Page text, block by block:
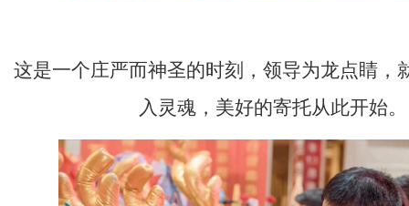
这是一个庄严而神圣的时刻，领导为龙点睛，
入灵魂，美好的寄托从此开始。